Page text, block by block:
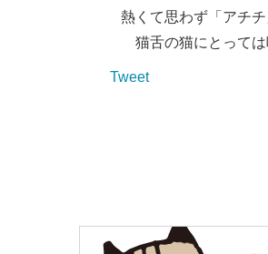
熱くて思わず「アチ
猫舌の猫にとって
Tweet